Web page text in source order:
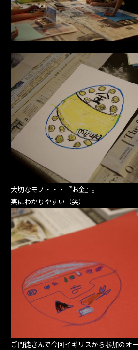
大切なモノ・・・『お金』。
実にわかりやすい（笑）
ご門徒さんで今回イギリスから参加のオ